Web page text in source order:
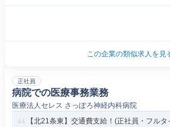
この企業の類似求人を見
正社員
病院での医療事務業務
医療法人セレス さっぽろ神経内科病院
【北21条東】交通費支給！(正社員・フル